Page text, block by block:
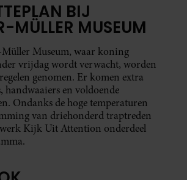
BIJ
MÜLLER MUSEUM
Museum, waar koning
vrijdag wordt verwacht, worden
genomen. Er komen extra
handwaaiers en voldoende
Ondanks de hoge temperaturen
van driehonderd traptreden
Kijk Uit Attention onderdeel